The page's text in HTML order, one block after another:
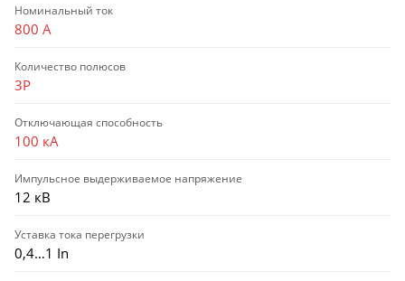
Номинальный ток
800 А
Количество полюсов
3P
Отключающая способность
100 кА
Импульсное выдерживаемое напряжение
12 кВ
Уставка тока перегрузки
0,4…1 In